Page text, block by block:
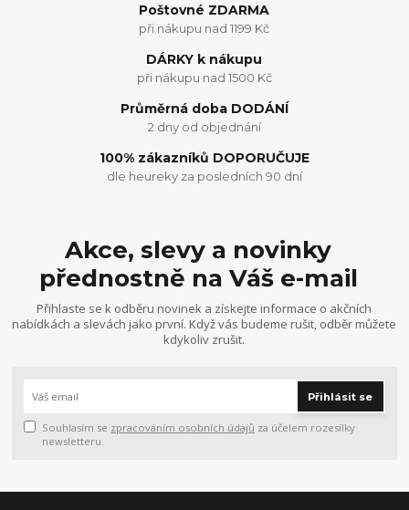
Poštovné ZDARMA
při nákupu nad 1199 Kč
DÁRKY k nákupu
při nákupu nad 1500 Kč
Průměrná doba DODÁNÍ
2 dny od objednání
100% zákazníků DOPORUČUJE
dle heureky za posledních 90 dní
Akce, slevy a novinky
přednostně na Váš e-mail
Přihlaste se k odběru novinek a získejte informace o akčních
nabídkách a slevách jako první. Když vás budeme rušit, odběr můžete
kdykoliv zrušit.
Přihlásit se
Souhlasím se zpracováním osobních údajů za účelem rozesílky
newsletteru.